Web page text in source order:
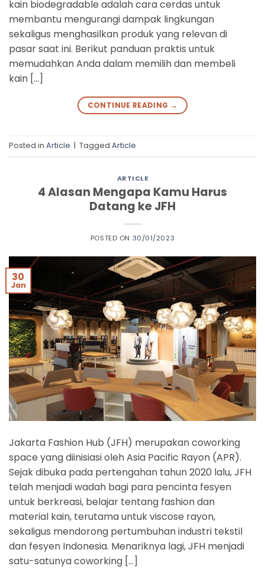
kain biodegradable adalah cara cerdas untuk
membantu mengurangi dampak lingkungan
sekaligus menghasilkan produk yang relevan di
pasar saat ini. Berikut panduan praktis untuk
memudahkan Anda dalam memilih dan membeli
kain […]
CONTINUE READING →
Posted in Article | Tagged Article
ARTICLE
4 Alasan Mengapa Kamu Harus
Datang ke JFH
POSTED ON 30/01/2023
30
Jan
Jakarta Fashion Hub (JFH) merupakan coworking
space yang diinisiasi oleh Asia Pacific Rayon (APR).
Sejak dibuka pada pertengahan tahun 2020 lalu, JFH
telah menjadi wadah bagi para pencinta fesyen
untuk berkreasi, belajar tentang fashion dan
material kain, terutama untuk viscose rayon,
sekaligus mendorong pertumbuhan industri tekstil
dan fesyen Indonesia. Menariknya lagi, JFH menjadi
satu-satunya coworking […]